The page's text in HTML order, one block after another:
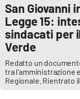
San Giovanni
Legge 15:
sindacati per
Verde
Redatto un
tra l'amministrazione
Regionale. Rientrato